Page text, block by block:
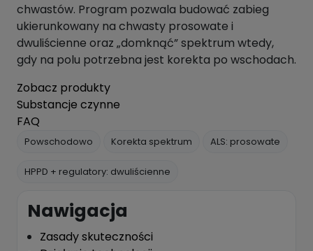
chwastów. Program pozwala budować zabieg
ukierunkowany na chwasty prosowate i
dwuliścienne oraz „domknąć” spektrum wtedy,
gdy na polu potrzebna jest korekta po wschodach.
Zobacz produkty
Substancje czynne
FAQ
Powschodowo Korekta spektrum ALS: prosowate
HPPD + regulatory: dwuliścienne
Nawigacja
Zasady skuteczności